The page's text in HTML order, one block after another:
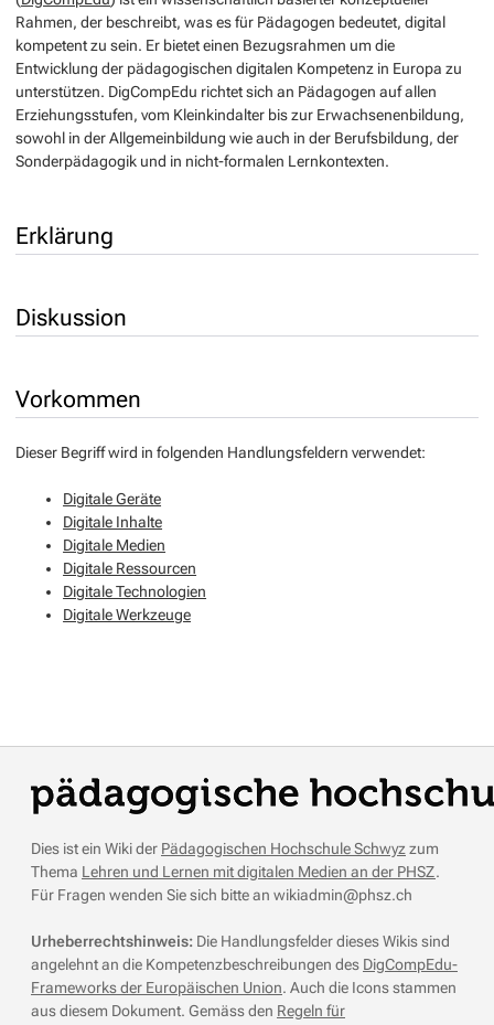
Rahmen, der beschreibt, was es für Pädagogen bedeutet, digital
kompetent zu sein. Er bietet einen Bezugsrahmen um die
Entwicklung der pädagogischen digitalen Kompetenz in Europa zu
unterstützen. DigCompEdu richtet sich an Pädagogen auf allen
Erziehungsstufen, vom Kleinkindalter bis zur Erwachsenenbildung,
sowohl in der Allgemeinbildung wie auch in der Berufsbildung, der
Sonderpädagogik und in nicht-formalen Lernkontexten.
Erklärung
Diskussion
Vorkommen
Dieser Begriff wird in folgenden Handlungsfeldern verwendet:
Digitale Geräte
Digitale Inhalte
Digitale Medien
Digitale Ressourcen
Digitale Technologien
Digitale Werkzeuge
Dies ist ein Wiki der Pädagogischen Hochschule Schwyz zum
Thema Lehren und Lernen mit digitalen Medien an der PHSZ.
Für Fragen wenden Sie sich bitte an wikiadmin@phsz.ch
Urheberrechtshinweis: Die Handlungsfelder dieses Wikis sind
angelehnt an die Kompetenzbeschreibungen des DigCompEdu-
Frameworks der Europäischen Union. Auch die Icons stammen
aus diesem Dokument. Gemäss den Regeln für